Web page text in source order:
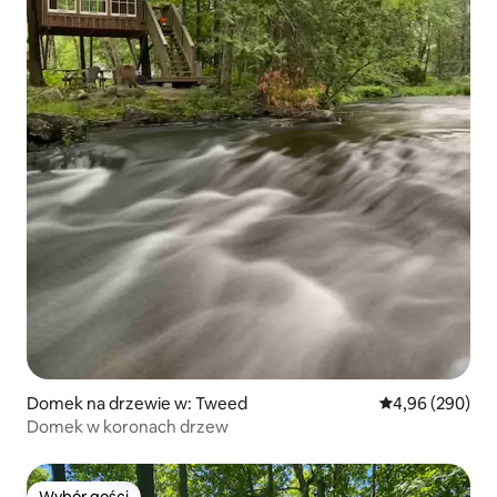
Domek na drzewie w: Tweed Średnia
4,96 (290)
Domek w koronach drzew